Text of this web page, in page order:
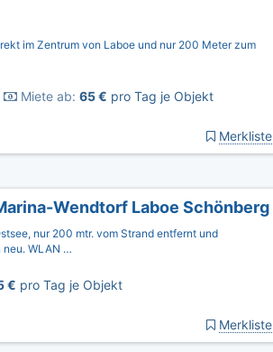
im Zentrum von Laboe und nur 200 Meter zum
Miete ab: 65 € pro Tag je Objekt
Merkliste
Wendtorf Laboe Schönberg
nur 200 mtr. vom Strand entfernt und
neu. WLAN …
€ pro Tag je Objekt
Merkliste